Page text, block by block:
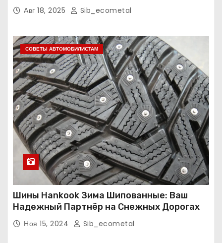
Авг 18, 2025 Sib_ecometal
СОВЕТЫ АВТОМОБИЛИСТАМ
Шины Hankook Зима Шипованные: Ваш
Надежный Партнёр на Снежных Дорогах
Ноя 15, 2024 Sib_ecometal